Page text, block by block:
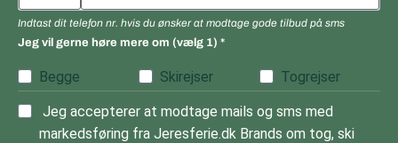
Indtast dit telefon nr. hvis du ønsker at modtage gode tilbud på sms
Jeg vil gerne høre mere om (vælg 1)
Begge Skirejser Togrejser
Jeg accepterer at modtage mails og sms med
markedsføring fra Jeresferie.dk Brands om tog, ski